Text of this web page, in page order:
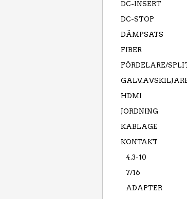
DC-INSERT
DC-STOP
DÄMPSATS
FIBER
FÖRDELARE/
HDMI
JORDNING
KABLAGE
KONTAKT
4.3-10
7/16
ADAPTER